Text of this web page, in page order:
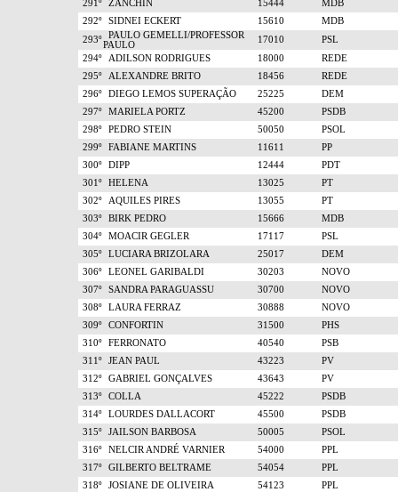
291º
ZANCHIN 15444
MDB
292º
SIDNEI ECKERT 15610
MDB
293º
PAULO GEMELLI/PROFESSOR
PAULO
17010
PSL
294º
ADILSON RODRIGUES 18000
REDE
295º
ALEXANDRE BRITO 18456
REDE
296º
DIEGO LEMOS SUPERAÇÃO 25225
DEM
297º
MARIELA PORTZ 45200
PSDB
298º
PEDRO STEIN 50050
PSOL
299º
FABIANE MARTINS 11611
PP
300º
DIPP 12444
PDT
301º
HELENA 13025
PT
302º
AQUILES PIRES 13055
PT
303º
BIRK PEDRO 15666
MDB
304º
MOACIR GEGLER 17117
PSL
305º
LUCIARA BRIZOLARA 25017
DEM
306º
LEONEL GARIBALDI 30203
NOVO
307º
SANDRA PARAGUASSU 30700
NOVO
308º
LAURA FERRAZ 30888
NOVO
309º
CONFORTIN 31500
PHS
310º
FERRONATO 40540
PSB
311º
JEAN PAUL 43223
PV
312º
GABRIEL GONÇALVES 43643
PV
313º
COLLA 45222
PSDB
314º
LOURDES DALLACORT 45500
PSDB
315º
JAILSON BARBOSA 50005
PSOL
316º
NELCIR ANDRÉ VARNIER 54000
PPL
317º
GILBERTO BELTRAME 54054
PPL
318º
JOSIANE DE OLIVEIRA 54123
PPL